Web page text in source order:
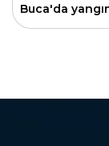
Buca'da